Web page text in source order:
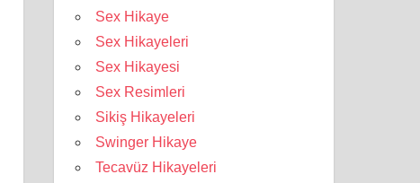
Sex Hikaye
Sex Hikayeleri
Sex Hikayesi
Sex Resimleri
Sikiş Hikayeleri
Swinger Hikaye
Tecavüz Hikayeleri